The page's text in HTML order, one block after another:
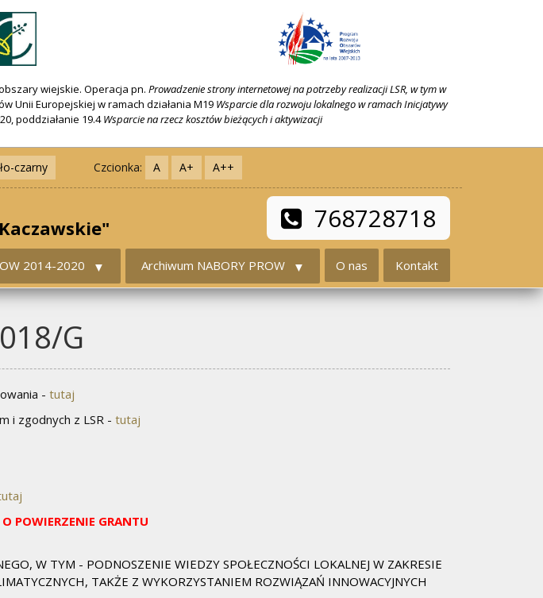
wiejskie. Operacja pn. Prowadzenie strony internetowej na potrzeby realizacji LSR, w tym w
Unii Europejskiej w ramach działania M19 Wsparcie dla rozwoju lokalnego w ramach Inicjatywy
poddziałanie 19.4Wsparcie na rzecz kosztów bieżących i aktywizacji
czarny Czcionka: A A+ A++
768728718
2014-2020 Archiwum NABORY PROW O nas Kontakt
G
- tutaj
i zgodnych z LSR - tutaj
POWIERZENIE GRANTU
W TYM - PODNOSZENIE WIEDZY SPOŁECZNOŚCI LOKALNEJ W ZAKRESIE
TAKŻE Z WYKORZYSTANIEM ROZWIĄZAŃ INNOWACYJNYCH